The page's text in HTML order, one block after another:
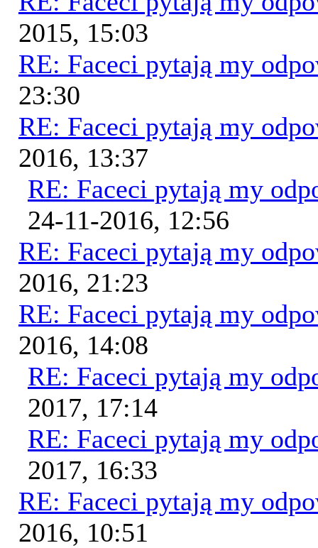
2015, 15:03
RE: Faceci pytają my
23:30
RE: Faceci pytają my
2016, 13:37
RE: Faceci pytają my
24-11-2016, 12:56
RE: Faceci pytają my
2016, 21:23
RE: Faceci pytają my
2016, 14:08
RE: Faceci pytają my
2017, 17:14
RE: Faceci pytają my
2017, 16:33
RE: Faceci pytają my
2016, 10:51